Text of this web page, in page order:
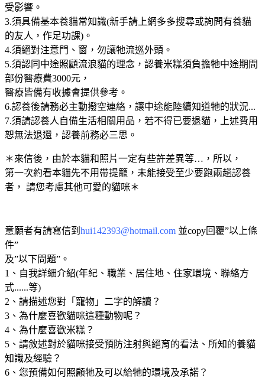
受影響。
3.須具備基本養貓常知識(新手請上網多多搜尋或詢問有養貓
的友人，作足功課)。
4.須絕對注意門、窗，勿讓牠流巡外頭。
5.須認同中途照顧流浪貓的理念，認養米糕須負擔牠中途期間
部份醫療費3000元，
醫療皆備有收據會提供參考。
6.認養後請務必主動撥空連絡，讓中途能陸續知道牠的狀況...
7.須請認養人自備生活相關用品，若不得已要退貓，上述費用
恕無法退還，認養前務必三思。
＊來信後，由於本貓和照片一定有些許差異等…，所以，
第一次約看本貓先不用帶提籠，未能接受至少要跑兩趟認養
者， 請您考慮其他可愛的貓咪＊
意願者有請寫信到 hui142393@hotmail.com 並copy回覆”以上條
件”
及”以下問題”。
1、自我詳細介紹(年紀、職業、居住地、住家環境、聯絡方
式......等)
2、請描述您對「寵物」二字的解讀？
3、為什麼喜歡貓咪這種動物呢？
4、為什麼喜歡米糕？
5、請敘述對於貓咪接受預防注射與絕育的看法、所知的養貓
知識及經驗？
6、您預備如何照顧牠及可以給牠的環境及承諾？